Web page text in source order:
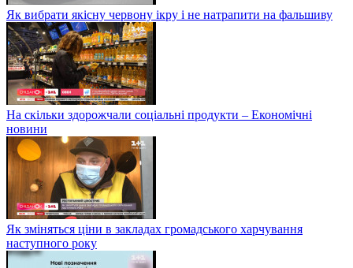
Як вибрати якісну червону ікру і не натрапити на фальшиву
На скільки здорожчали соціальні продукти – Економічні
новини
Як зміняться ціни в закладах громадського харчування
наступного року